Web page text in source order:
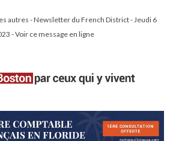
autres - Newsletter du French District - Jeudi 6
- Voir ce message en ligne